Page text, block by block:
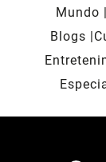
Mundo
Blogs